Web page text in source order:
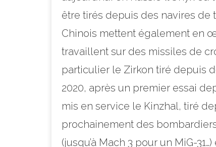
être tirés depuis des navires de
Chinois mettent également en
travaillent sur des missiles de
particulier le Zirkon tiré depuis
2020, après un premier essai
mis en service le Kinzhal, tiré
prochainement des
(jusqu’à Mach 3 pour un MiG-